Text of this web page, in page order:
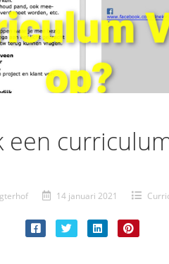
een
14 januari 2021